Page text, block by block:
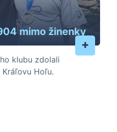
mimo žinenky
+
klubu zdolali
Hoľu.